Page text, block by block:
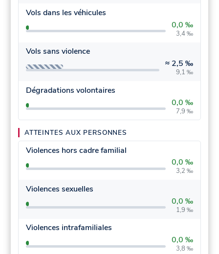
Vols dans les véhicules
0,0 ‰
3,4 ‰
Vols sans violence
≈ 2,5 ‰
9,1 ‰
Dégradations volontaires
0,0 ‰
7,9 ‰
ATTEINTES AUX PERSONNES
Violences hors cadre familial
0,0 ‰
3,2 ‰
Violences sexuelles
0,0 ‰
1,9 ‰
Violences intrafamiliales
0,0 ‰
3,8 ‰